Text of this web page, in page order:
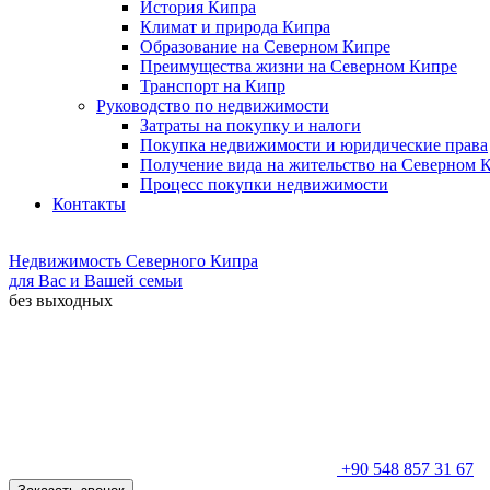
История Кипра
Климат и природа Кипра
Образование на Северном Кипре
Преимущества жизни на Северном Кипре
Транспорт на Кипр
Руководство по недвижимости
Затраты на покупку и налоги
Покупка недвижимости и юридические права
Получение вида на жительство на Северном
Процесс покупки недвижимости
Контакты
Недвижимость Северного Кипра
для Вас и Вашей семьи
без выходных
+90 548 857 31 67